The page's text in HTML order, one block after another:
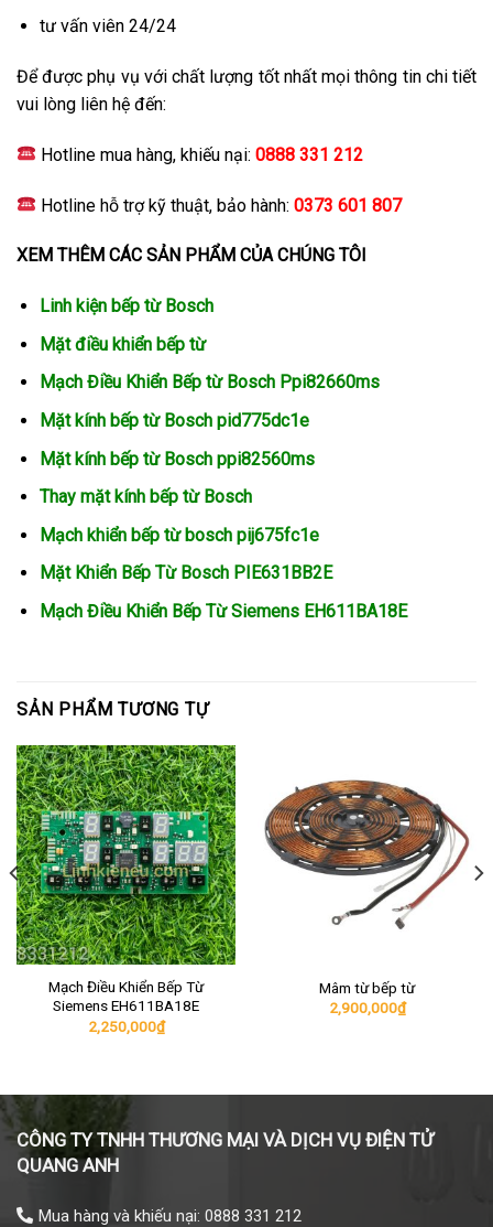
tư vấn viên 24/24
Để được phụ vụ với chất lượng tốt nhất mọi thông tin chi tiết
vui lòng liên hệ đến:
Hotline mua hàng, khiếu nại:0888 331 212
Hotline hỗ trợ kỹ thuật, bảo hành:0373 601 807
XEM THÊM CÁC SẢN PHẨM CỦA CHÚNG TÔI
Linh kiện bếp từ Bosch
Mặt điều khiển bếp từ
Mạch Điều Khiển Bếp từ Bosch Ppi82660ms
Mặt kính bếp từ Bosch pid775dc1e
Mặt kính bếp từ Bosch ppi82560ms
Thay mặt kính bếp từ Bosch
Mạch khiển bếp từ bosch pij675fc1e
Mặt Khiển Bếp Từ Bosch PIE631BB2E
Mạch Điều Khiển Bếp Từ Siemens EH611BA18E
SẢN PHẨM TƯƠNG TỰ
Mạch Điều Khiển Bếp Từ
Siemens EH611BA18E
2,250,000₫
Mâm từ bếp từ
2,900,000₫
CÔNG TY TNHH THƯƠNG MẠI VÀ DỊCH VỤ ĐIỆN TỬ
QUANG ANH
Mua hàng và khiếu nại: 0888 331 212